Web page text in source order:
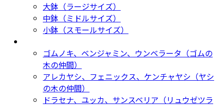
大鉢（ラージサイズ）
中鉢（ミドルサイズ）
小鉢（スモールサイズ）
ゴムノキ、ベンジャミン、ウンベラータ（ゴムの
木の仲間）
アレカヤシ、フェニックス、ケンチャヤシ（ヤシ
の木の仲間）
ドラセナ、ユッカ、サンスベリア（リュウゼツラ